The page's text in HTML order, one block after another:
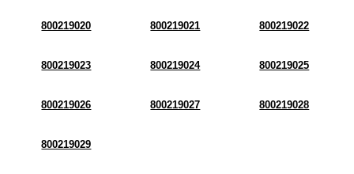
800219020 800219021 800219022
800219023 800219024 800219025
800219026 800219027 800219028
800219029